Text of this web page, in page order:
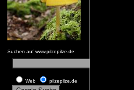
Suchen auf www.pilzepilze.de:
Web pilzepilze.de